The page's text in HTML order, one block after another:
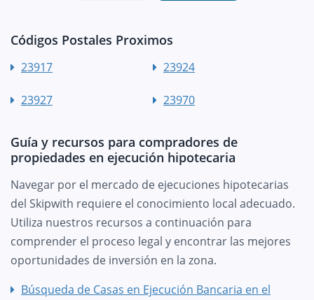
Códigos Postales Proximos
23917 23924
23927 23970
Guía y recursos para compradores de
propiedades en ejecución hipotecaria
Navegar por el mercado de ejecuciones hipotecarias
del Skipwith requiere el conocimiento local adecuado.
Utiliza nuestros recursos a continuación para
comprender el proceso legal y encontrar las mejores
oportunidades de inversión en la zona.
Búsqueda de Casas en Ejecución Bancaria en el